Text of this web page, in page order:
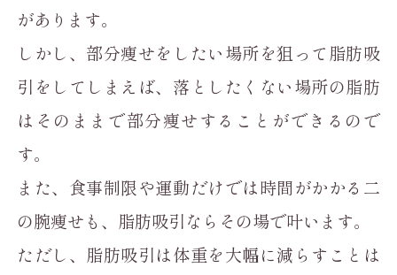
があります。
しかし、部分痩せをしたい場所を狙って脂肪吸
引をしてしまえば、落としたくない場所の脂肪
はそのままで部分痩せすることができるので
す。
また、食事制限や運動だけでは時間がかかる二
の腕痩せも、脂肪吸引ならその場で叶います。
ただし、脂肪吸引は体重を大幅に減らすことは